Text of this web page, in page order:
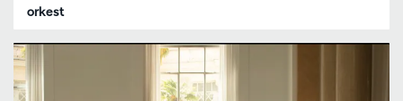
orkest